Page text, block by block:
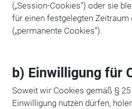
(„Session-Cookies“) oder sie
für einen festgelegten Zeitraum
(„permanente Cookies“).
b) Einwilligung für
Soweit wir Cookies gemäß §
Einwilligung nutzen dürfen,